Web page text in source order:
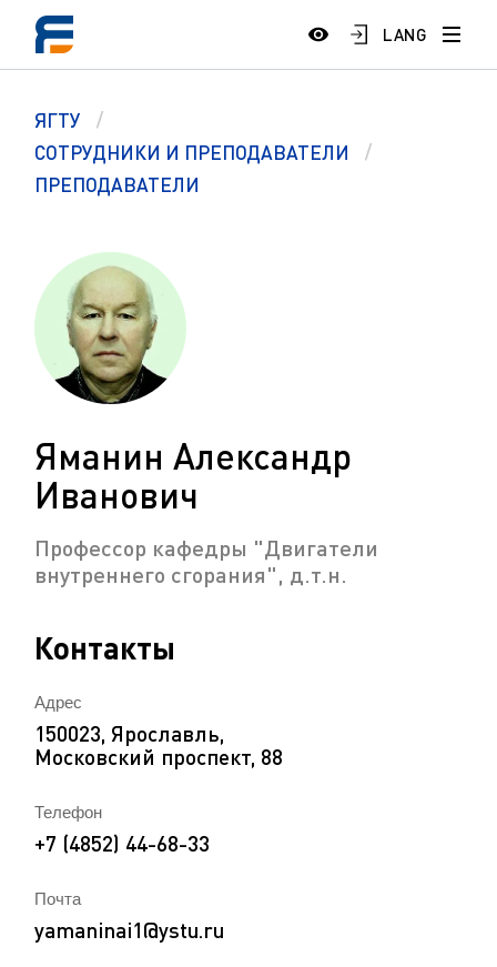
LANG
ЯГТУ
СОТРУДНИКИ И ПРЕПОДАВАТЕЛИ
ПРЕПОДАВАТЕЛИ
Яманин Александр
Иванович
Профессор кафедры "Двигатели
внутреннего сгорания", д.т.н.
Контакты
Адрес
150023, Ярославль,
Московский проспект, 88
Телефон
+7 (4852) 44-68-33
Почта
yamaninai1@ystu.ru